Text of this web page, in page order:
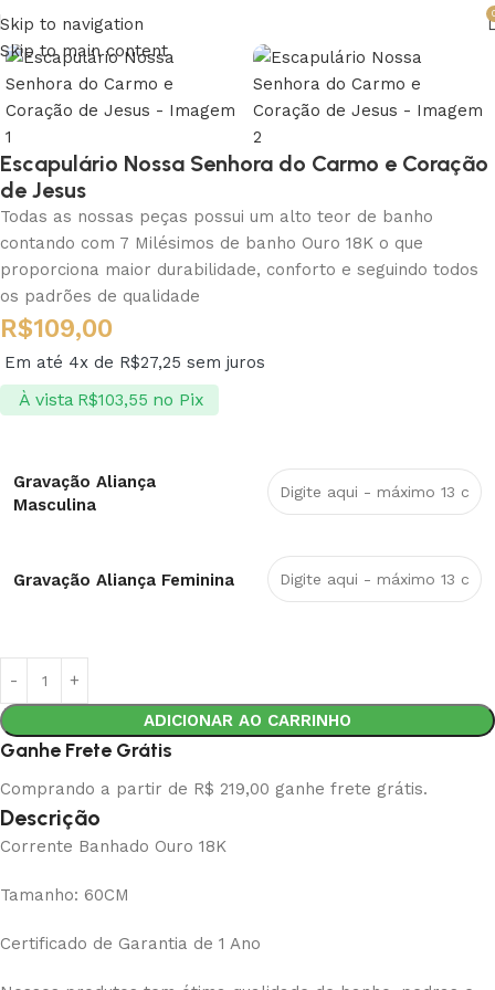
Skip to navigation
Skip to main content
Escapulário Nossa Senhora do Carmo e Coração
de Jesus
Todas as nossas peças possui um alto teor de banho
contando com 7 Milésimos de banho Ouro 18K o que
proporciona maior durabilidade, conforto e seguindo todos
os padrões de qualidade
R$109,00
Em até 4x de R$27,25 sem juros
À vista R$103,55 no Pix
Gravação Aliança
Masculina
Gravação Aliança Feminina
ADICIONAR AO CARRINHO
Ganhe Frete Grátis
Comprando a partir de R$ 219,00 ganhe frete grátis.
Descrição
Corrente Banhado Ouro 18K
Tamanho: 60CM
Certificado de Garantia de 1 Ano